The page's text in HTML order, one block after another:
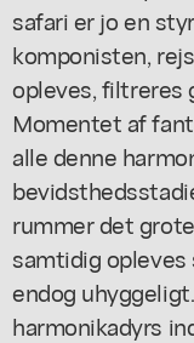
safari er jo en
komponisten,
opleves, filtreres
Momentet af
alle denne
rummer det
samtidig opleves
endog
harmonikadyrs